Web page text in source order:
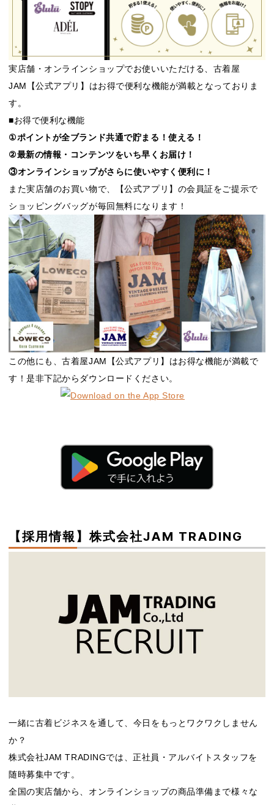
実店舗・オンラインショップでお使いいただける、古着屋
JAM【公式アプリ】はお得で便利な機能が満載となっておりま
す。
■お得で便利な機能
①ポイントが全ブランド共通で貯まる！使える！
②最新の情報・コンテンツをいち早くお届け！
③オンラインショップがさらに使いやすく便利に！
また実店舗のお買い物で、【公式アプリ】の会員証をご提示で
ショッピングバッグが毎回無料になります！
この他にも、古着屋JAM【公式アプリ】はお得な機能が満載で
す！是非下記からダウンロードください。
【採用情報】株式会社JAM TRADING
一緒に古着ビジネスを通して、今日をもっとワクワクしません
か？
株式会社JAM TRADINGでは、正社員・アルバイトスタッフを
随時募集中です。
全国の実店舗から、オンラインショップの商品準備まで様々な